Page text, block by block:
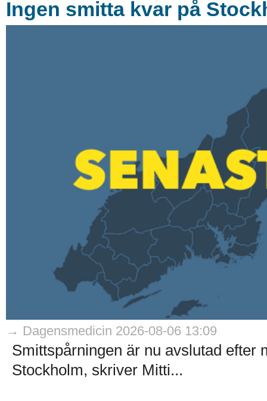
Ingen smitta kvar på
→ Dagensmedicin 2026-08-06 13:09
Smittspårningen är nu avslutad efter
Stockholm, skriver Mitti...